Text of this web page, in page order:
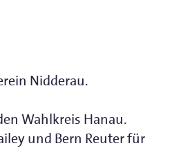
Nidderau.
Wahlkreis Hanau.
und Bern Reuter für